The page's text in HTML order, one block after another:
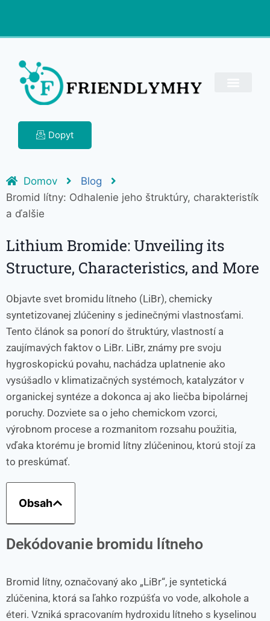
Dopyt
Domov
Blog
Bromid lítny: Odhalenie jeho štruktúry, charakteristík
a ďalšie
Lithium Bromide: Unveiling its
Structure, Characteristics, and More
Objavte svet bromidu lítneho (LiBr), chemicky
syntetizovanej zlúčeniny s jedinečnými vlastnosťami.
Tento článok sa ponorí do štruktúry, vlastností a
zaujímavých faktov o LiBr. LiBr, známy pre svoju
hygroskopickú povahu, nachádza uplatnenie ako
vysúšadlo v klimatizačných systémoch, katalyzátor v
organickej syntéze a dokonca aj ako liečba bipolárnej
poruchy. Dozviete sa o jeho chemickom vzorci,
výrobnom procese a rozmanitom rozsahu použitia,
vďaka ktorému je bromid lítny zlúčeninou, ktorú stojí za
to preskúmať.
Obsah
Dekódovanie bromidu lítneho
Bromid lítny, označovaný ako „LiBr“, je syntetická
zlúčenina, ktorá sa ľahko rozpúšťa vo vode, alkohole a
éteri. Vzniká spracovaním hydroxidu lítneho s kyselinou